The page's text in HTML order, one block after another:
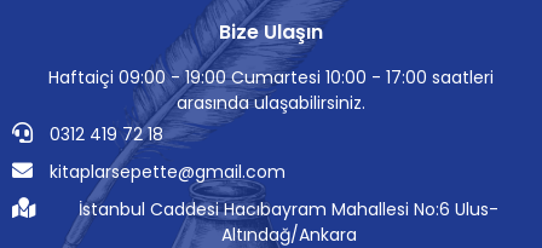
Bize Ulaşın
Haftaiçi 09:00 - 19:00 Cumartesi 10:00 - 17:00 saatleri
arasında ulaşabilirsiniz.
0312 419 72 18
kitaplarsepette@gmail.com
İstanbul Caddesi Hacıbayram Mahallesi No:6 Ulus-
Altındağ/Ankara